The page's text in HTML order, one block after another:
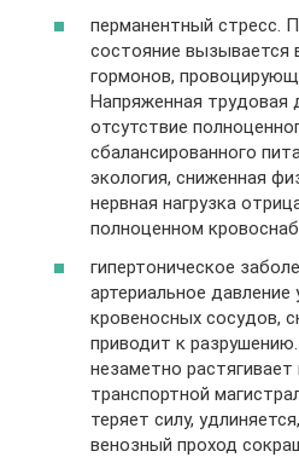
перманентный стресс.
состояние вызывается
гормонов,
Напряженная трудовая
отсутствие
сбалансированного
экология, сниженная
нервная нагрузка
полноценном
гипертоническое
артериальное давление
кровеносных сосудов,
приводит к
незаметно
транспортной
теряет силу,
венозный проход